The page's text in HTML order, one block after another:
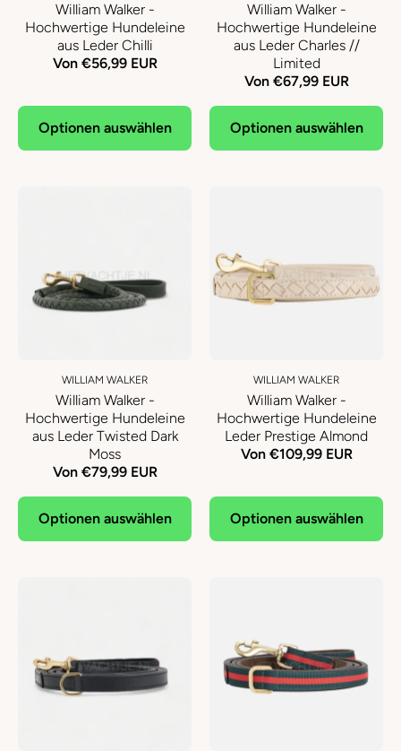
William Walker -
Hochwertige Hundeleine
aus Leder Chilli
Von €56,99 EUR
Optionen auswählen
William Walker -
Hochwertige Hundeleine
aus Leder Charles //
Limited
Von €67,99 EUR
Optionen auswählen
WILLIAM WALKER
William Walker -
Hochwertige Hundeleine
aus Leder Twisted Dark
Moss
Von €79,99 EUR
Optionen auswählen
WILLIAM WALKER
William Walker -
Hochwertige Hundeleine
Leder Prestige Almond
Von €109,99 EUR
Optionen auswählen